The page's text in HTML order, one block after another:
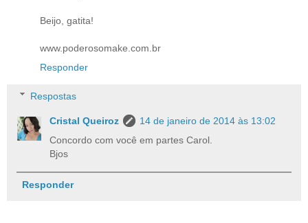
Beijo, gatita!
www.poderosomake.com.br
Responder
Respostas
Cristal Queiroz
14 de janeiro de 2014 às 13:02
Concordo com você em partes Carol.
Bjos
Responder